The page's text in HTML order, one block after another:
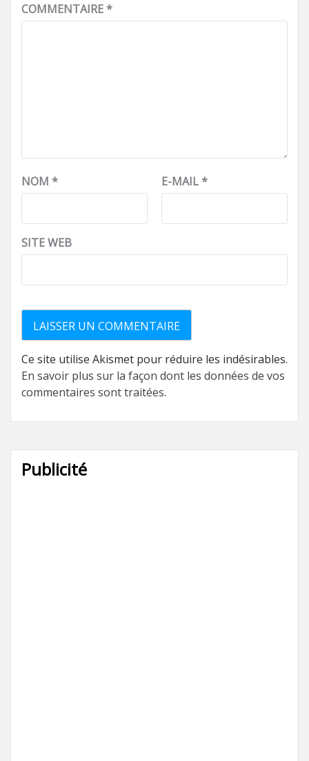
COMMENTAIRE*
NOM * E-MAIL*
SITE WEB
Ce site utilise Akismet pour réduire les indésirables.
En savoir plus sur la façon dont les données de vos
commentaires sont traitées.
Publicité